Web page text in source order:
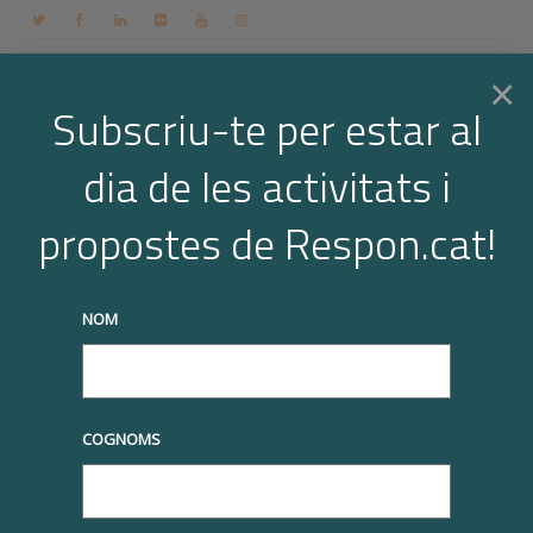
Contacte Espai membres Login CA
Joana Amat
Home Òrgan de Govern
Joana Amat
×
Subscriu-te per estar al
dia de les activitats i
propostes de Respon.cat!
NOM
COGNOMS